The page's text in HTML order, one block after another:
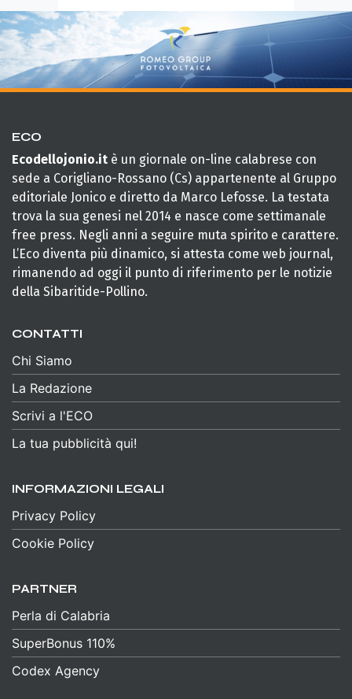
ECO
Ecodellojonio.it è un giornale on-line calabrese con
sede a Corigliano-Rossano (Cs) appartenente al Gruppo
editoriale Jonico e diretto da Marco Lefosse. La testata
trova la sua genesi nel 2014 e nasce come settimanale
free press. Negli anni a seguire muta spirito e carattere.
L’Eco diventa più dinamico, si attesta come web journal,
rimanendo ad oggi il punto di riferimento per le notizie
della Sibaritide-Pollino.
CONTATTI
Chi Siamo
La Redazione
Scrivi a l'ECO
La tua pubblicità qui!
INFORMAZIONI LEGALI
Privacy Policy
Cookie Policy
PARTNER
Perla di Calabria
SuperBonus 110%
Codex Agency